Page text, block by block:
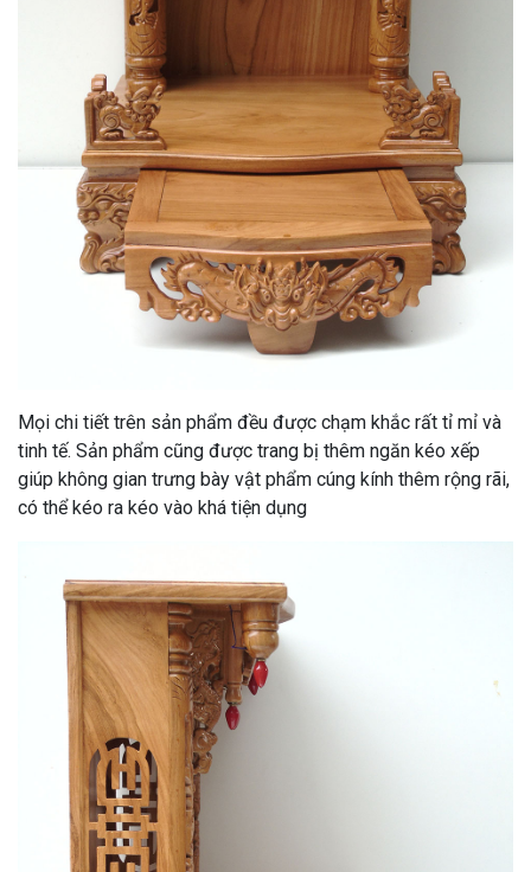
Mọi chi tiết trên sản phẩm đều được chạm khắc rất tỉ mỉ và
tinh tế. Sản phẩm cũng được trang bị thêm ngăn kéo xếp
giúp không gian trưng bày vật phẩm cúng kính thêm rộng rãi,
có thể kéo ra kéo vào khá tiện dụng